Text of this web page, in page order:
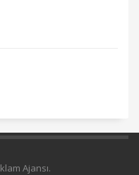
Ajansı.